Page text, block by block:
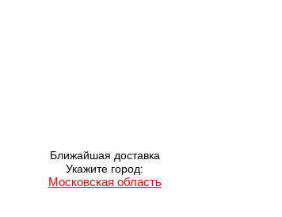
Ближайшая доставка
Укажите город:
Московская область